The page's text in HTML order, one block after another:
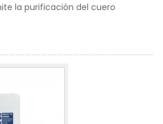
la purificación del cuero